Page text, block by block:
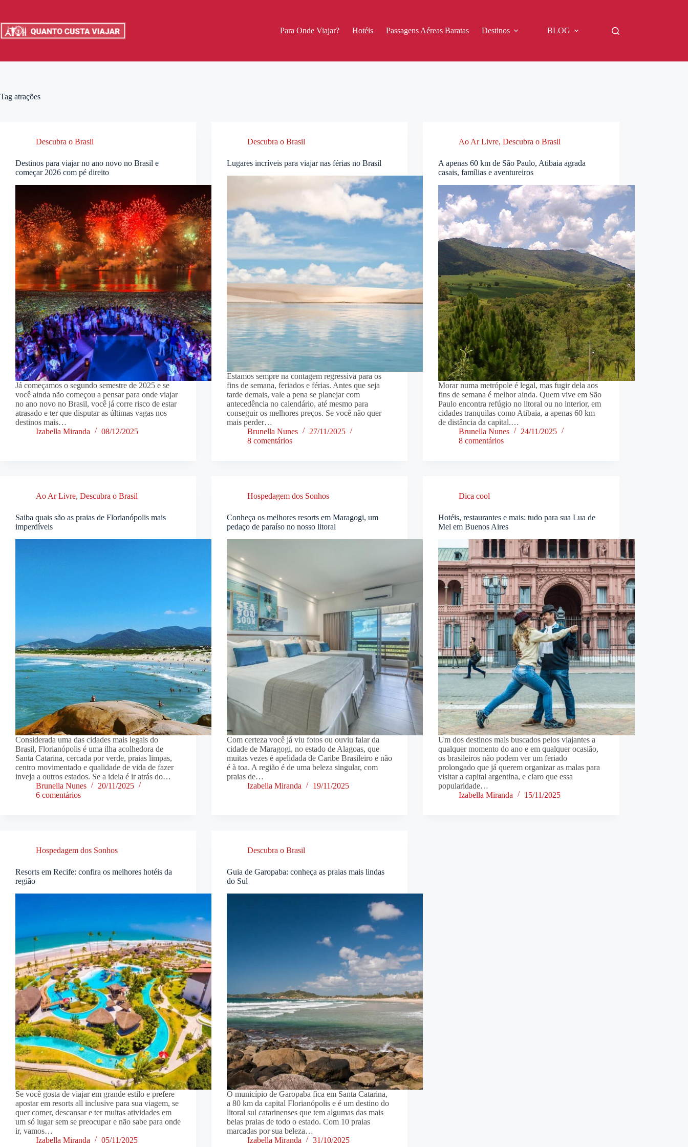
o
conteúdo
Para Onde Viajar? Hotéis Passagens Aéreas Baratas Destinos BLOG
Tag atrações
Descubra o Brasil
Destinos para viajar no ano novo no Brasil e
começar 2026 com pé direito
Já começamos o segundo semestre de 2025 e se
você ainda não começou a pensar para onde viajar
no ano novo no Brasil, você já corre risco de estar
atrasado e ter que disputar as últimas vagas nos
destinos mais…
Izabella Miranda
08/12/2025
Descubra o Brasil
Lugares incríveis para viajar nas férias no Brasil
Estamos sempre na contagem regressiva para os
fins de semana, feriados e férias. Antes que seja
tarde demais, vale a pena se planejar com
antecedência no calendário, até mesmo para
conseguir os melhores preços. Se você não quer
mais perder…
Brunella Nunes
27/11/2025
8 comentários
Ao Ar Livre,Descubra o Brasil
A apenas 60 km de São Paulo, Atibaia agrada
casais, famílias e aventureiros
Morar numa metrópole é legal, mas fugir dela aos
fins de semana é melhor ainda. Quem vive em São
Paulo encontra refúgio no litoral ou no interior, em
cidades tranquilas como Atibaia, a apenas 60 km
de distância da capital.…
Brunella Nunes
24/11/2025
8 comentários
Ao Ar Livre, Descubra o Brasil
Saiba quais são as praias de Florianópolis mais
imperdíveis
Considerada uma das cidades mais legais do
Brasil, Florianópolis é uma ilha acolhedora de
Santa Catarina, cercada por verde, praias limpas,
centro movimentado e qualidade de vida de fazer
inveja a outros estados. Se a ideia é ir atrás do…
Brunella Nunes
20/11/2025
6 comentários
Hospedagem dos Sonhos
Conheça os melhores resorts em Maragogi, um
pedaço de paraíso no nosso litoral
Com certeza você já viu fotos ou ouviu falar da
cidade de Maragogi, no estado de Alagoas, que
muitas vezes é apelidada de Caribe Brasileiro e não
é à toa. A região é de uma beleza singular, com
praias de…
Izabella Miranda
19/11/2025
Dica cool
Hotéis, restaurantes e mais: tudo para sua Lua de
Mel em Buenos Aires
Um dos destinos mais buscados pelos viajantes a
qualquer momento do ano e em qualquer ocasião,
os brasileiros não podem ver um feriado
prolongado que já querem organizar as malas para
visitar a capital argentina, e claro que essa
popularidade…
Izabella Miranda
15/11/2025
Hospedagem dos Sonhos
Resorts em Recife: confira os melhores hotéis da
região
Se você gosta de viajar em grande estilo e prefere
apostar em resorts all inclusive para sua viagem, se
quer comer, descansar e ter muitas atividades em
um só lugar sem se preocupar e não sabe para onde
ir, vamos…
Izabella Miranda
05/11/2025
Descubra o Brasil
Guia de Garopaba: conheça as praias mais lindas
do Sul
O município de Garopaba fica em Santa Catarina,
a 80 km da capital Florianópolis e é um destino do
litoral sul catarinenses que tem algumas das mais
belas praias de todo o estado. Com 10 praias
marcadas por sua beleza…
Izabella Miranda
31/10/2025